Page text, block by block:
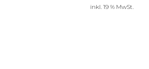
inkl. 19 % MwSt.